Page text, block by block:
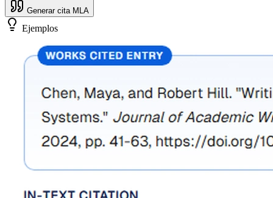
Generar cita MLA
Ejemplos